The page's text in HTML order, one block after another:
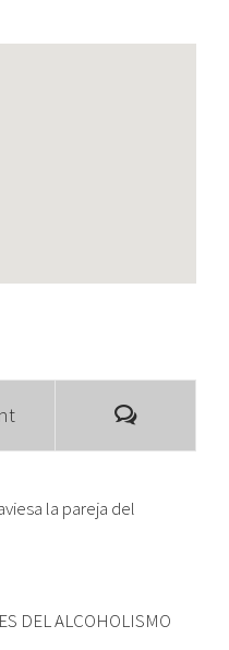
la pareja del
DEL ALCOHOLISMO